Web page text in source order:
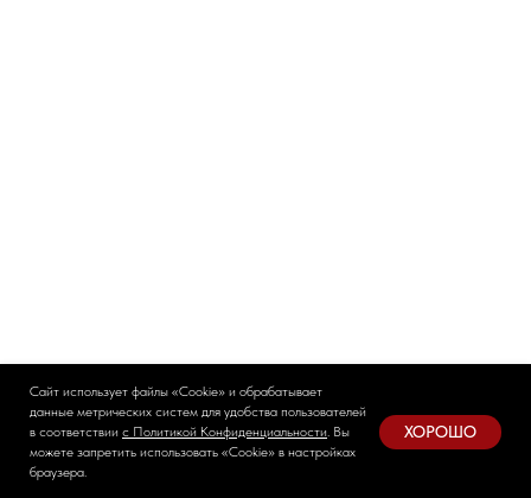
Сайт использует файлы «Сookie» и обрабатывает
данные метрических систем для удобства пользователей
в соответствии с Политикой Конфиденциальности. Вы
можете запретить использовать «Сookie» в настройках
браузера.
ХОРОШО